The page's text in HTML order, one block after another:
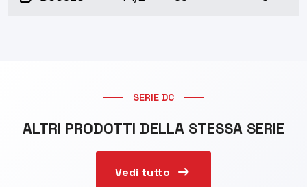
SERIE DC
ALTRI PRODOTTI DELLA STESSA SERIE
Vedi tutto arrow_right_alt